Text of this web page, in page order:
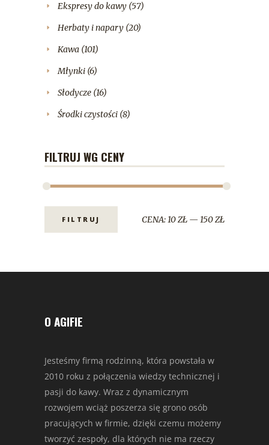
Ekspresy do kawy (57)
Herbaty i napary (20)
Kawa (101)
Młynki (6)
Słodycze (16)
Środki czystości (8)
FILTRUJ WG CENY
FILTRUJ CENA:10 ZŁ — 150 ZŁ
O AGIFIE
Jesteśmy firmą rodzinną, która powstała w
2010 roku z połączenia wiedzy technicznej i
pasji do kawy. Wraz z dynamicznym
rozwojem wciąż poszerza się grono osób
pracujących w firmie, dzięki czemu możemy
tworzyć zespoły, dla których nie ma rzeczy